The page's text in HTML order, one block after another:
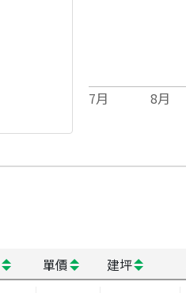
7月 8月
單價 建坪